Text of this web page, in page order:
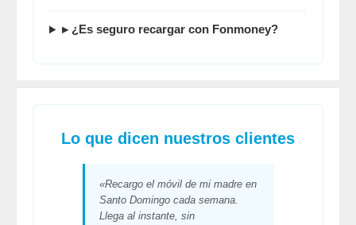
▸ ¿Es seguro recargar con Fonmoney?
Lo que dicen nuestros clientes
«Recargo el móvil de mi madre en
Santo Domingo cada semana.
Llega al instante, sin